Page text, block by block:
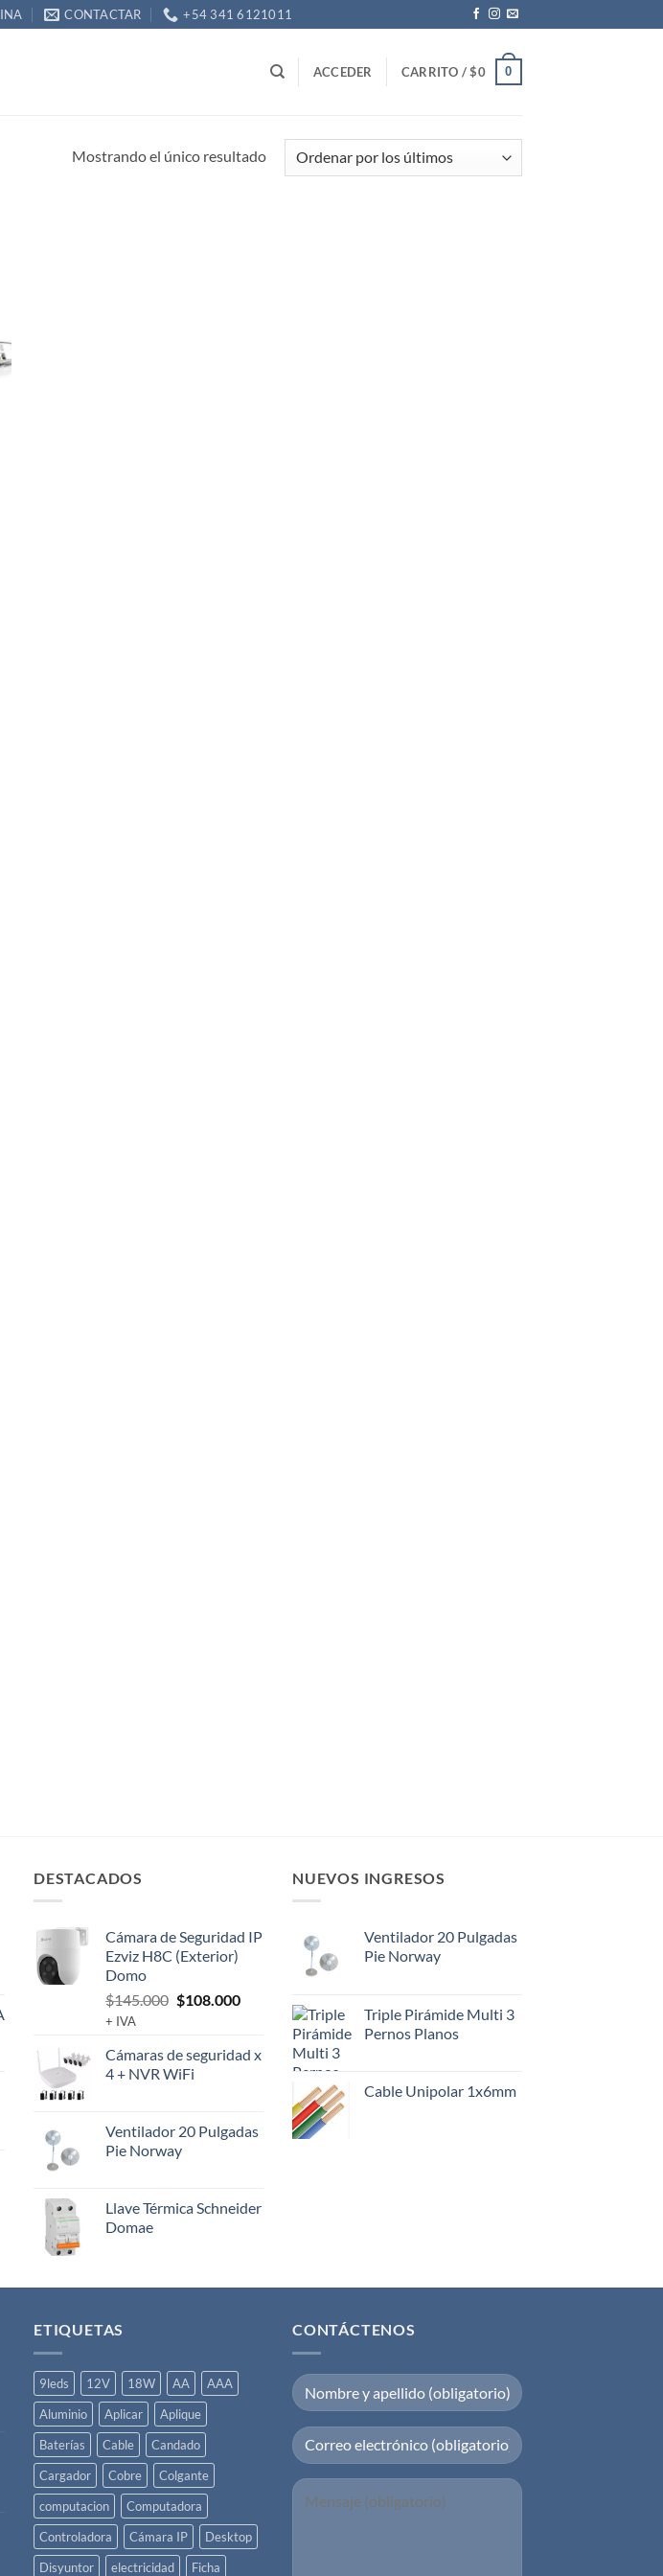
CONTACTAR +54 341 6121011
ACCEDER CARRITO /$0 0
Mostrando el único resultado
DESTACADOS
Cámara de Seguridad IP
Ezviz H8C (Exterior)
Domo
$145.000 El
era:
$145.000.
$108.000El
es:
+ IVA
Cámaras de seguridad x
4 + NVR WiFi
Ventilador 20 Pulgadas
Pie Norway
Llave Térmica Schneider
Domae
NUEVOS INGRESOS
Ventilador 20 Pulgadas
Pie Norway
Triple Pirámide Multi 3
Pernos Planos
Cable Unipolar 1x6mm
ETIQUETAS
9leds 12V 18W AA
AAA
Aluminio
Aplicar
Aplique
Baterías
Cable
Candado
Cargador
Cobre
Colgante
computacion
Computadora
Controladora
Cámara IP
Desktop
Disyuntor
electricidad Ficha
CONTÁCTENOS